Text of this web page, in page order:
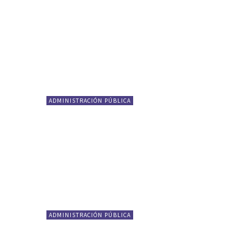
ADMINISTRACIÓN PÚBLICA
ADMINISTRACIÓN PÚBLICA